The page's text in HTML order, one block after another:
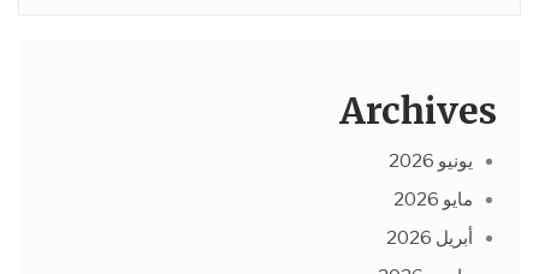
Archives
يونيو 2026
مايو 2026
أبريل 2026